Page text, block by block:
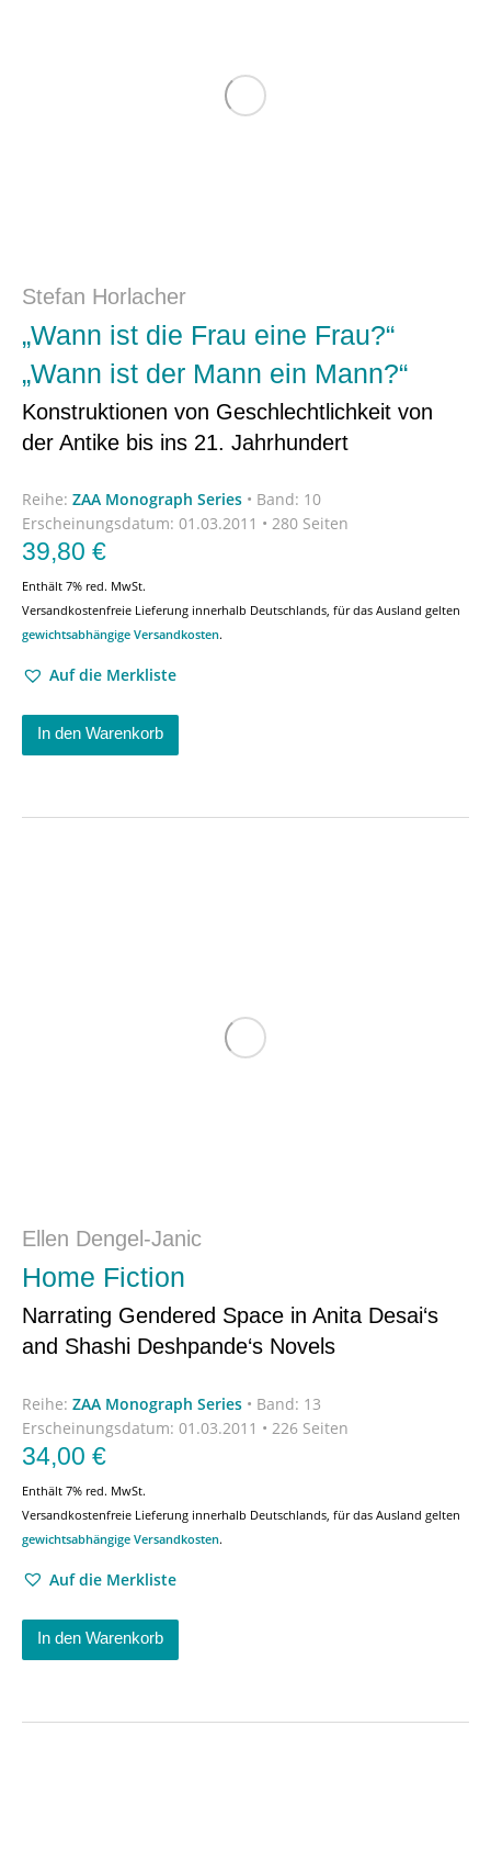
Stefan Horlacher
„Wann ist die Frau eine Frau?“
„Wann ist der Mann ein Mann?“
Konstruktionen von Geschlechtlichkeit von
der Antike bis ins 21. Jahrhundert
Reihe: ZAA Monograph Series • Band: 10
Erscheinungsdatum: 01.03.2011 • 280 Seiten
39,80 €
Enthält 7% red. MwSt.
Versandkostenfreie Lieferung innerhalb Deutschlands, für das Ausland gelten
gewichtsabhängige Versandkosten.
Auf die Merkliste
In den Warenkorb
Ellen Dengel-Janic
Home Fiction
Narrating Gendered Space in Anita Desai‘s
and Shashi Deshpande‘s Novels
Reihe: ZAA Monograph Series • Band: 13
Erscheinungsdatum: 01.03.2011 • 226 Seiten
34,00 €
Enthält 7% red. MwSt.
Versandkostenfreie Lieferung innerhalb Deutschlands, für das Ausland gelten
gewichtsabhängige Versandkosten.
Auf die Merkliste
In den Warenkorb